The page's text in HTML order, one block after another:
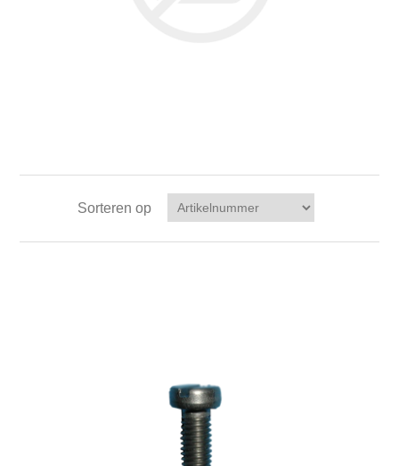
Sorteren op